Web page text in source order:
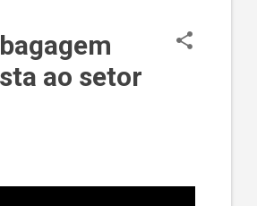
ao setor